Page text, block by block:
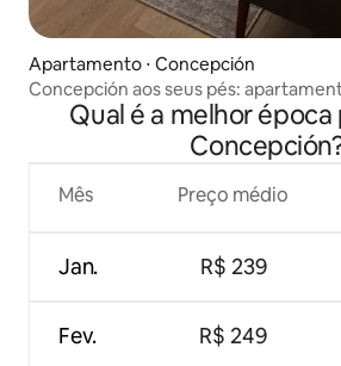
Apartamento ⋅ Concepción
Concepción aos seus pés:
Qual é a melhor época
Mês
Jan.
Fev.
Preço médio
R$ 239
R$ 249